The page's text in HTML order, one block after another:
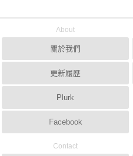
About
關於我們
更新履歷
Plurk
Facebook
Contact